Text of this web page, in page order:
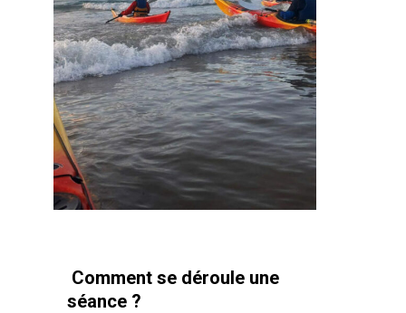
Comment se déroule une
séance ?